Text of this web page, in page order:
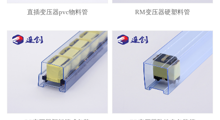
直插变压器pvc物料管 RM变压器硬塑料管